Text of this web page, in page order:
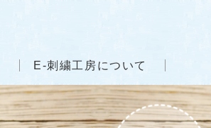
E-刺繍工房について